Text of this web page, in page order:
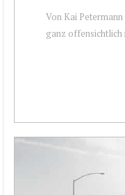
Von Kai
ganz offensichtlich